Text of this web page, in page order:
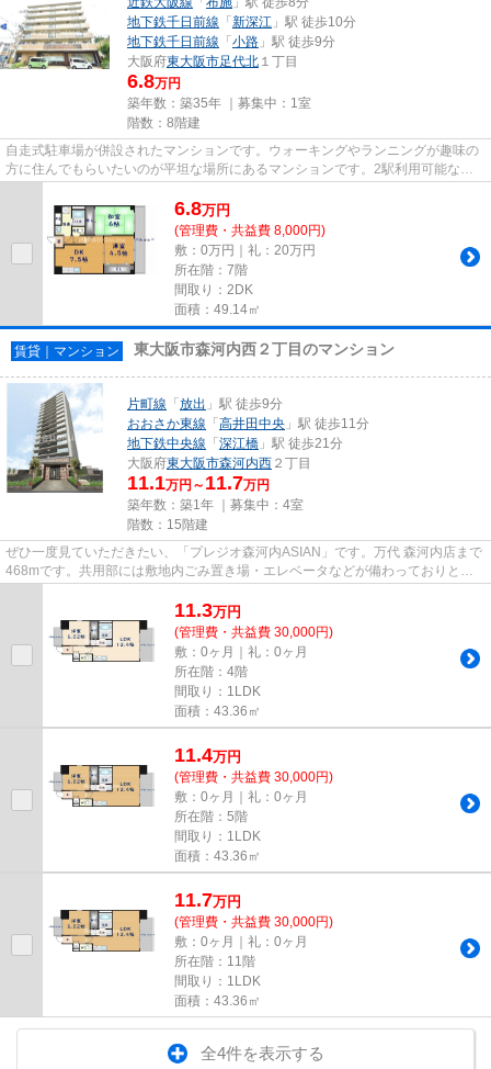
地下鉄千日前線 「新深江 」駅 徒歩10分
地下鉄千日前線 「小路 」駅 徒歩9分
大阪府東大阪市足代北 １丁目
6.8万円
築年数：築35年 ｜募集中： 1室
階数：8階建
自走式駐車場が併設されたマンションです。ウォーキングやランニングが趣味の
方に住んでもらいたいのが平坦な場所にあるマンションです。2駅利用可能なア
クセスの良いマンションです。...
6.8万円
(管理費・共益費 8,000円)
敷：0万円｜礼：20万円
所在階：7階
間取り：2DK
面積：49.14㎡
賃貸｜マンション 東大阪市森河内西２丁目のマンション
片町線 「放出 」駅 徒歩9分
おおさか東線 「高井田中央 」駅 徒歩11分
地下鉄中央線 「深江橋 」駅 徒歩21分
大阪府東大阪市森河内西 ２丁目
11.1万円～ 11.7万円
築年数：築1年 ｜募集中： 4室
階数：15階建
ぜひ一度見ていただきたい、「プレジオ森河内ASIAN」です。万代 森河内店まで
468mです。共用部には敷地内ごみ置き場・エレベータなどが備わっておりとて
も充実しています。充実の設備...
11.3万円
(管理費・共益費 30,000円)
敷：0ヶ月｜礼：0ヶ月
所在階：4階
間取り：1LDK
面積：43.36㎡
11.4万円
(管理費・共益費 30,000円)
敷：0ヶ月｜礼：0ヶ月
所在階：5階
間取り：1LDK
面積：43.36㎡
11.7万円
(管理費・共益費 30,000円)
敷：0ヶ月｜礼：0ヶ月
所在階：11階
間取り：1LDK
面積：43.36㎡
全4件を表示する